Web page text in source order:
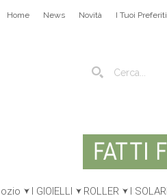
Home News Novità I Tuoi Preferiti
I GIOIELLI ROLLER I SOLARI